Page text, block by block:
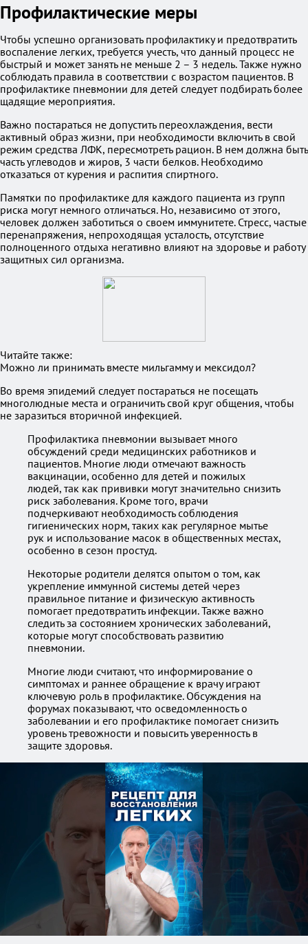
Профилактические меры
Чтобы успешно организовать профилактику и предотвратить
воспаление легких, требуется учесть, что данный процесс не
быстрый и может занять не меньше 2 – 3 недель. Также нужно
соблюдать правила в соответствии с возрастом пациентов. В
профилактике пневмонии для детей следует подбирать более
щадящие мероприятия.
Важно постараться не допустить переохлаждения, вести
активный образ жизни, при необходимости включить в свой
режим средства ЛФК, пересмотреть рацион. В нем должна быть
часть углеводов и жиров, 3 части белков. Необходимо
отказаться от курения и распития спиртного.
Памятки по профилактике для каждого пациента из групп
риска могут немного отличаться. Но, независимо от этого,
человек должен заботиться о своем иммунитете. Стресс, частые
перенапряжения, непроходящая усталость, отсутствие
полноценного отдыха негативно влияют на здоровье и работу
защитных сил организма.
Читайте также:
Можно ли принимать вместе мильгамму и мексидол?
Во время эпидемий следует постараться не посещать
многолюдные места и ограничить свой круг общения, чтобы
не заразиться вторичной инфекцией.
Профилактика пневмонии вызывает много
обсуждений среди медицинских работников и
пациентов. Многие люди отмечают важность
вакцинации, особенно для детей и пожилых
людей, так как прививки могут значительно снизить
риск заболевания. Кроме того, врачи
подчеркивают необходимость соблюдения
гигиенических норм, таких как регулярное мытье
рук и использование масок в общественных местах,
особенно в сезон простуд.
Некоторые родители делятся опытом о том, как
укрепление иммунной системы детей через
правильное питание и физическую активность
помогает предотвратить инфекции. Также важно
следить за состоянием хронических заболеваний,
которые могут способствовать развитию
пневмонии.
Многие люди считают, что информирование о
симптомах и раннее обращение к врачу играют
ключевую роль в профилактике. Обсуждения на
форумах показывают, что осведомленность о
заболевании и его профилактике помогает снизить
уровень тревожности и повысить уверенность в
защите здоровья.